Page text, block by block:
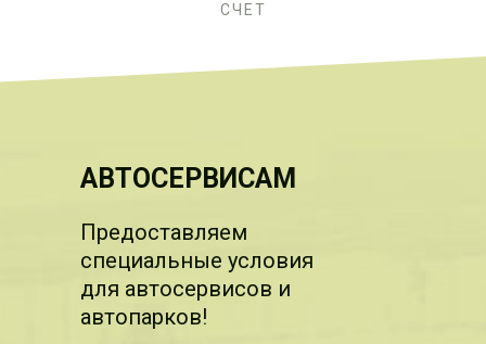
СЧЕТ
АВТОСЕРВИСАМ
Предоставляем
специальные условия
для автосервисов и
автопарков!